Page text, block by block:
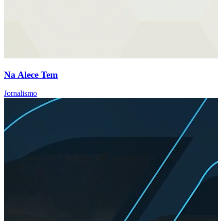
Na Alece Tem
Jornalismo